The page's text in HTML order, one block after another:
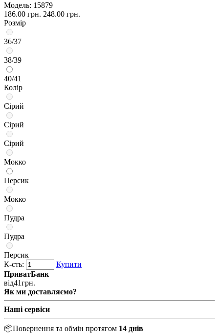
Модель: 15879
186.00 грн. 248.00 грн.
Розмір
36/37
38/39
40/41
Колір
Сірий
Сірий
Сірий
Мокко
Персик
Мокко
Пудра
Пудра
Персик
К-сть:
Купити
ПриватБанк
від41грн.
Як ми доставляємо?
Наші сервіси
📦Повернення та обмін протягом 14 днів